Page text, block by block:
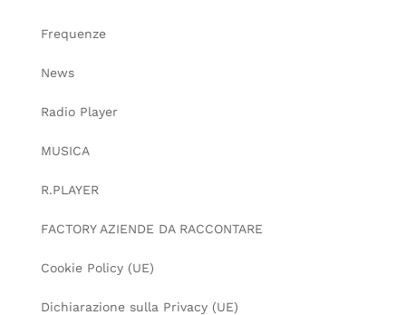
Frequenze
News
Radio Player
MUSICA
R.PLAYER
FACTORY AZIENDE DA RACCONTARE
Cookie Policy (UE)
Dichiarazione sulla Privacy (UE)